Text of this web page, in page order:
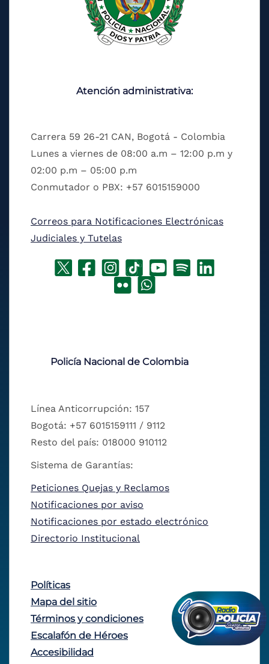
Atención administrativa:
Carrera 59 26-21 CAN, Bogotá - Colombia
Lunes a viernes de 08:00 a.m – 12:00 p.m y
02:00 p.m – 05:00 p.m
Conmutador o PBX: +57 6015159000
Correos para Notificaciones Electrónicas
Judiciales y Tutelas
Policía Nacional de Colombia
Línea Anticorrupción: 157
Bogotá: +57 6015159111 / 9112
Resto del país: 018000 910112
Sistema de Garantías:
Peticiones Quejas y Reclamos
Notificaciones por aviso
Notificaciones por estado electrónico
Directorio Institucional
Políticas
Mapa del sitio
Términos y condiciones
Escalafón de Héroes
Accesibilidad